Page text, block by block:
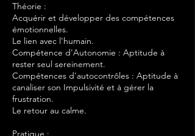
Théorie :
Acquérir et développer des compétences
émotionnelles.
Le lien avec l'humain.
Compétence d'Autonomie : Aptitude à
rester seul sereinement.
Compétences d'autocontrôles : Aptitude à
canaliser son Impulsivité et à gérer la
frustration.
Le retour au calme.
Pratique :